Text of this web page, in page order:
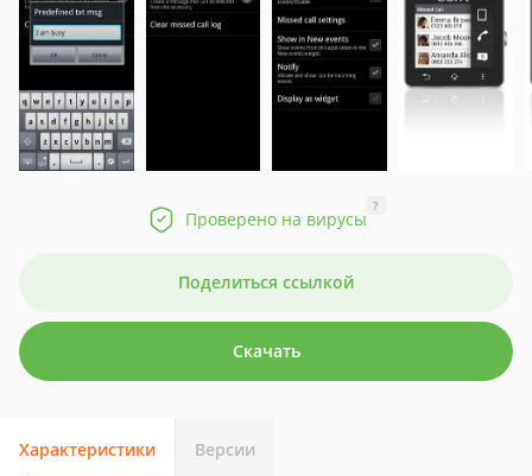
Проверено на вирусы
?
Поделиться ссылкой
Скачать
Характеристики Версии